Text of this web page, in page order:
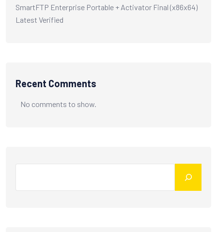
SmartFTP Enterprise Portable + Activator Final (x86x64)
Latest Verified
Recent Comments
No comments to show.